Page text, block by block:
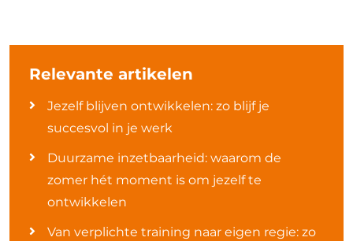
Relevante artikelen
Jezelf blijven ontwikkelen: zo blijf je
succesvol in je werk
Duurzame inzetbaarheid: waarom de
zomer hét moment is om jezelf te
ontwikkelen
Van verplichte training naar eigen regie: zo